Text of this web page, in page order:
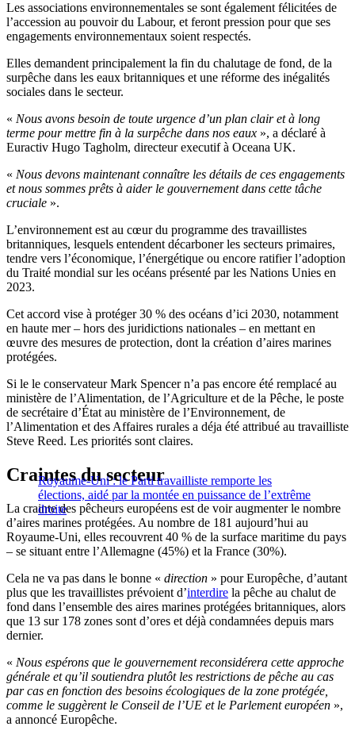
Les associations environnementales se sont également félicitées de
l’accession au pouvoir du Labour, et feront pression pour que ses
engagements environnementaux soient respectés.
Elles demandent principalement la fin du chalutage de fond, de la
surpêche dans les eaux britanniques et une réforme des inégalités
sociales dans le secteur.
« Nous avons besoin de toute urgence d’un plan clair et à long
terme pour mettre fin à la surpêche dans nos eaux », a déclaré à
Euractiv Hugo Tagholm, directeur executif à Oceana UK.
« Nous devons maintenant connaître les détails de ces engagements
et nous sommes prêts à aider le gouvernement dans cette tâche
cruciale ».
L’environnement est au cœur du programme des travaillistes
britanniques, lesquels entendent décarboner les secteurs primaires,
tendre vers l’économique, l’énergétique ou encore ratifier l’adoption
du Traité mondial sur les océans présenté par les Nations Unies en
2023.
Cet accord vise à protéger 30 % des océans d’ici 2030, notamment
en haute mer – hors des juridictions nationales – en mettant en
œuvre des mesures de protection, dont la création d’aires marines
protégées.
Si le le conservateur Mark Spencer n’a pas encore été remplacé au
ministère de l’Alimentation, de l’Agriculture et de la Pêche, le poste
de secrétaire d’État au ministère de l’Environnement, de
l’Alimentation et des Affaires rurales a déja été attribué au travailliste
Steve Reed. Les priorités sont claires.
Royaume-Uni : le Parti travailliste remporte les
élections, aidé par la montée en puissance de l’extrême
droite
Craintes du secteur
La crainte des pêcheurs européens est de voir augmenter le nombre
d’aires marines protégées. Au nombre de 181 aujourd’hui au
Royaume-Uni, elles recouvrent 40 % de la surface maritime du pays
– se situant entre l’Allemagne (45%) et la France (30%).
Cela ne va pas dans le bonne « direction » pour Europêche, d’autant
plus que les travaillistes prévoient d’interdire la pêche au chalut de
fond dans l’ensemble des aires marines protégées britanniques, alors
que 13 sur 178 zones sont d’ores et déjà condamnées depuis mars
dernier.
« Nous espérons que le gouvernement reconsidérera cette approche
générale et qu’il soutiendra plutôt les restrictions de pêche au cas
par cas en fonction des besoins écologiques de la zone protégée,
comme le suggèrent le Conseil de l’UE et le Parlement européen »,
a annoncé Europêche.